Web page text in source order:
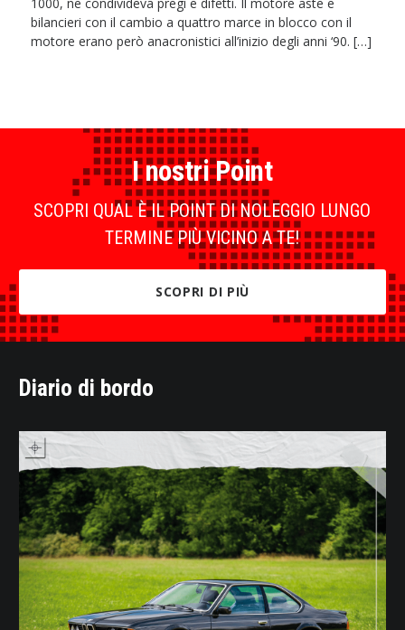
bilancieri con il cambio a quattro marce in blocco con il
motore erano però anacronistici all’inizio degli anni ‘90. […]
I nostri Point
SCOPRI QUAL È IL POINT DI NOLEGGIO LUNGO
TERMINE PIÙ VICINO A TE!
SCOPRI DI PIÙ
Diario di bordo